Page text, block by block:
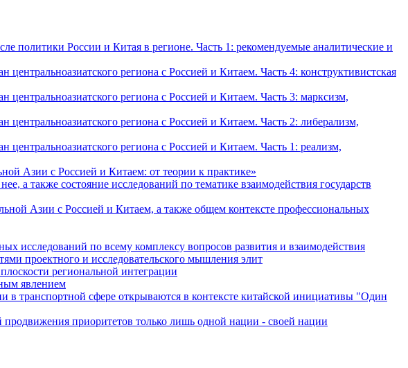
политики России и Китая в регионе. Часть 1: рекомендуемые аналитические и
региона с Россией и Китаем. Часть 4: конструктивистская
региона с Россией и Китаем. Часть 3: марксизм,
региона с Россией и Китаем. Часть 2: либерализм,
региона с Россией и Китаем. Часть 1: реализм,
Азии с Россией и Китаем: от теории к практике»
также состояние исследований по тематике взаимодействия государств
Азии с Россией и Китаем, а также общем контексте профессиональных
исследований по всему комплексу вопросов развития и взаимодействия
проектного и исследовательского мышления элит
региональной интеграции
явлением
в транспортной сфере открываются в контексте китайской инициативы "Один
приоритетов только лишь одной нации - своей нации